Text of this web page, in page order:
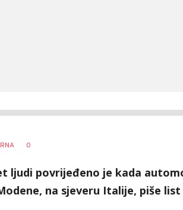
0
ljudi povrijeđeno je kada
na sjeveru Italije, piše